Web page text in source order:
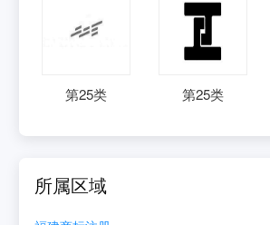
第25类 第25类
所属区域